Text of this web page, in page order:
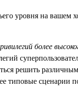
уровня на вашем
более
решить
типовые сценарии